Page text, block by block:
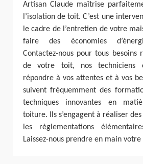
Artisan Claude maîtrise
l’isolation de toit. C’est une
le cadre de l’entretien de votre
faire des économies
Contactez-nous pour tous besoins
de votre toit, nos techniciens
répondre à vos attentes et à vos
suivent fréquemment des
techniques innovantes en
toiture. Ils s’engagent à réaliser
les règlementations
Laissez-nous prendre en main